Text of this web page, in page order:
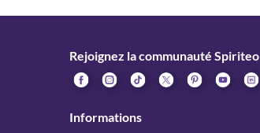
Rejoignez la communauté Spiriteo
Informations